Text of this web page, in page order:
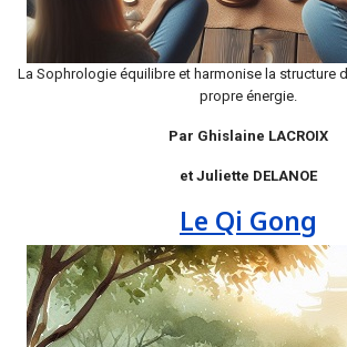
La Sophrologie équilibre et harmonise la structure
propre énergie.
Par Ghislaine LACROIX
et Juliette DELANOE
Le Qi Gong